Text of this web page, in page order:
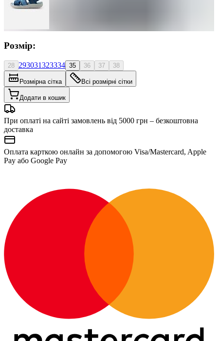
Розмір:
28 293031323334 35 36 37 38
Розмірна сітка Всі розмірні сітки
Додати в кошик
При оплаті на сайті замовлень від 5000 грн – безкоштовна
доставка
Оплата карткою онлайн за допомогою Visa/Mastercard, Apple
Pay або Google Pay